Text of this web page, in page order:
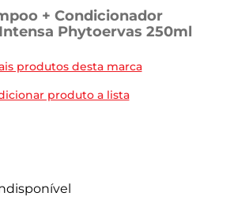
+ Condicionador
Phytoervas 250ml
produtos desta marca
produto a lista